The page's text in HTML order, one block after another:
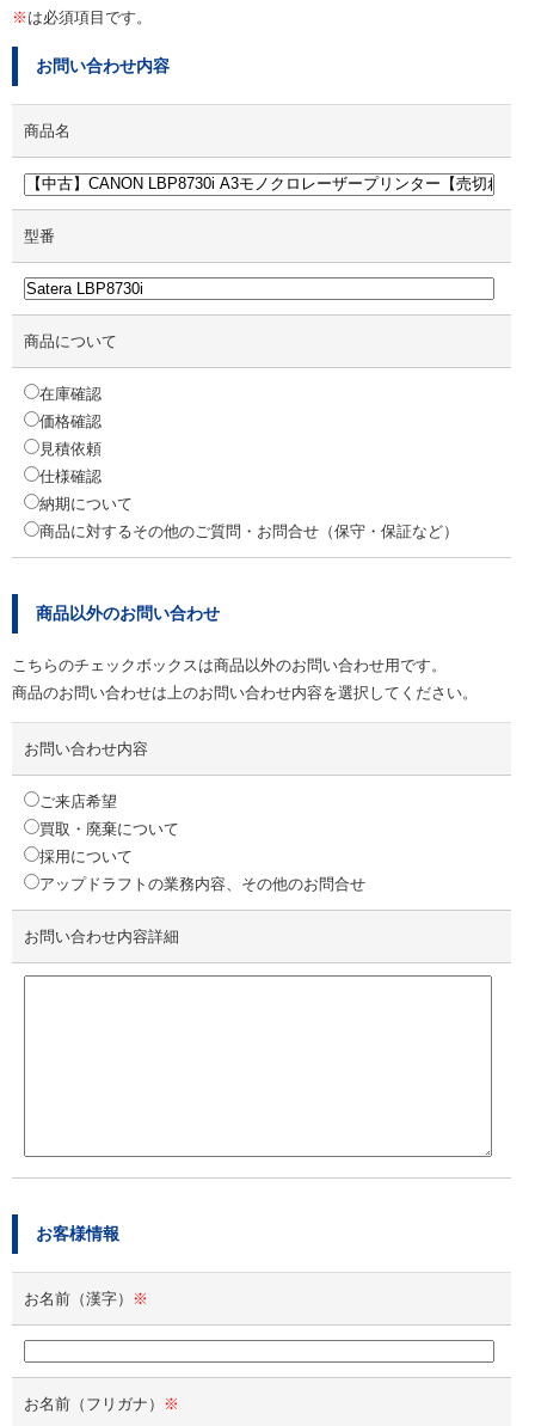
※ は必須項目です。
お問い合わせ内容
商品名
型番
商品について
在庫確認
価格確認
見積依頼
仕様確認
納期について
商品に対するその他のご質問・お問合せ（保守・保証など）
商品以外のお問い合わせ
こちらのチェックボックスは商品以外のお問い合わせ用です。
商品のお問い合わせは上のお問い合わせ内容を選択してください。
お問い合わせ内容
ご来店希望
買取・廃棄について
採用について
アップドラフトの業務内容、その他のお問合せ
お問い合わせ内容詳細
お客様情報
お名前（漢字） ※
お名前（フリガナ） ※